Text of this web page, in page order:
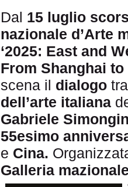
Dal 15 luglio
nazionale d’Arte
‘2025: East and
From Shanghai to
scena il dialogo
dell’arte italiana
Gabriele
55esimo
e Cina.
Galleria